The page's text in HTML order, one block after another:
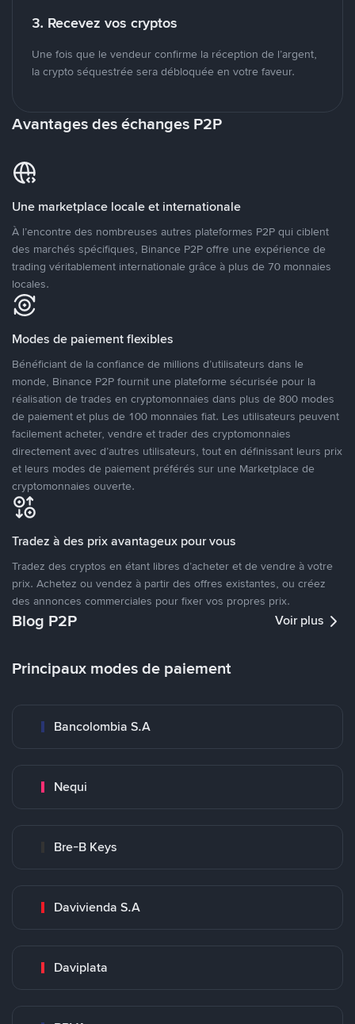
3. Recevez vos cryptos
Une fois que le vendeur confirme la réception de l’argent,
la crypto séquestrée sera débloquée en votre faveur.
Avantages des échanges P2P
Une marketplace locale et internationale
À l’encontre des nombreuses autres plateformes P2P qui ciblent
des marchés spécifiques, Binance P2P offre une expérience de
trading véritablement internationale grâce à plus de 70 monnaies
locales.
Modes de paiement flexibles
Bénéficiant de la confiance de millions d’utilisateurs dans le
monde, Binance P2P fournit une plateforme sécurisée pour la
réalisation de trades en cryptomonnaies dans plus de 800 modes
de paiement et plus de 100 monnaies fiat. Les utilisateurs peuvent
facilement acheter, vendre et trader des cryptomonnaies
directement avec d’autres utilisateurs, tout en définissant leurs prix
et leurs modes de paiement préférés sur une Marketplace de
cryptomonnaies ouverte.
Tradez à des prix avantageux pour vous
Tradez des cryptos en étant libres d’acheter et de vendre à votre
prix. Achetez ou vendez à partir des offres existantes, ou créez
des annonces commerciales pour fixer vos propres prix.
Blog P2P Voir plus
Principaux modes de paiement
Bancolombia S.A
Nequi
Bre-B Keys
Davivienda S.A
Daviplata